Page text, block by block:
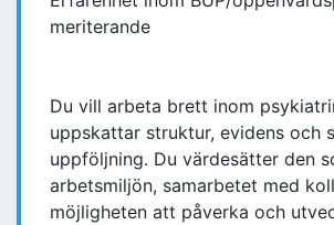
meriterande
Du vill arbeta brett inom
uppskattar struktur, evidens och
uppföljning. Du värdesätter den
arbetsmiljön, samarbetet med
möjligheten att påverka och